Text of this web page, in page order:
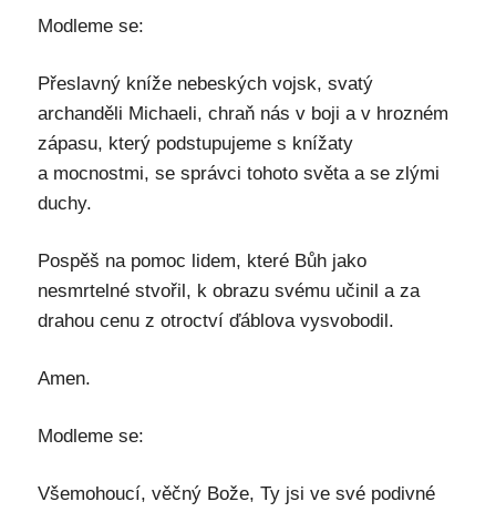
Modleme se:
Přeslavný kníže nebeských vojsk, svatý
archanděli Michaeli, chraň nás v boji a v hrozném
zápasu, který podstupujeme s knížaty
a mocnostmi, se správci tohoto světa a se zlými
duchy.
Pospěš na pomoc lidem, které Bůh jako
nesmrtelné stvořil, k obrazu svému učinil a za
drahou cenu z otroctví ďáblova vysvobodil.
Amen.
Modleme se:
Všemohoucí, věčný Bože, Ty jsi ve své podivné